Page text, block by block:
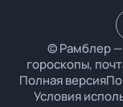
© Рамблер —
гороскопы,
Полная версия
Условия